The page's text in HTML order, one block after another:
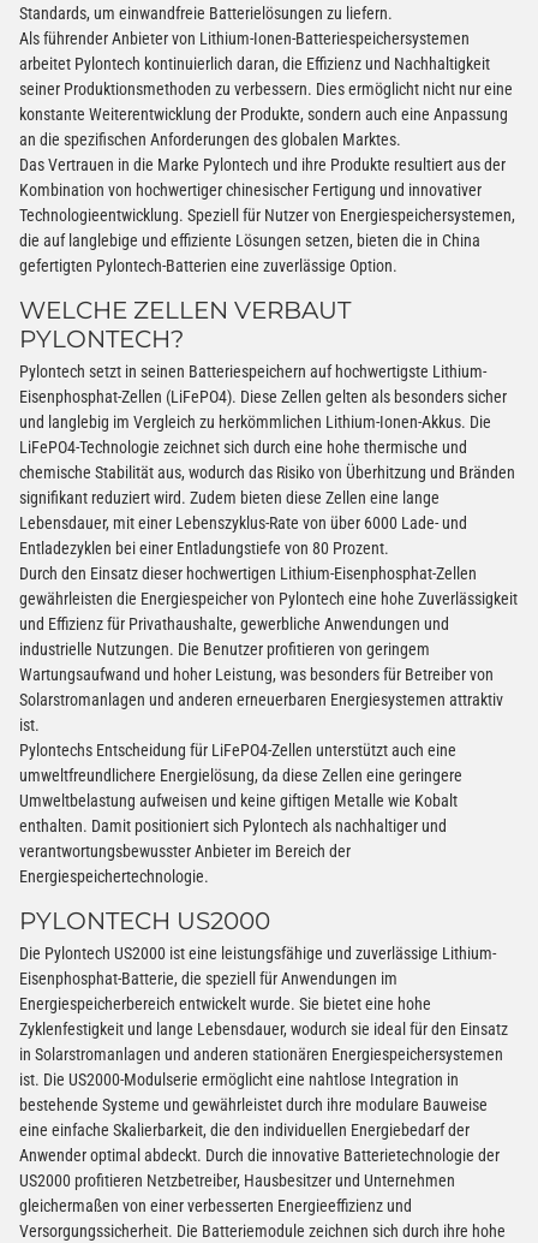
Standards, um einwandfreie Batterielösungen zu liefern.
Als führender Anbieter von Lithium-Ionen-Batteriespeichersystemen
arbeitet Pylontech kontinuierlich daran, die Effizienz und Nachhaltigkeit
seiner Produktionsmethoden zu verbessern. Dies ermöglicht nicht nur eine
konstante Weiterentwicklung der Produkte, sondern auch eine Anpassung
an die spezifischen Anforderungen des globalen Marktes.
Das Vertrauen in die Marke Pylontech und ihre Produkte resultiert aus der
Kombination von hochwertiger chinesischer Fertigung und innovativer
Technologieentwicklung. Speziell für Nutzer von Energiespeichersystemen,
die auf langlebige und effiziente Lösungen setzen, bieten die in China
gefertigten Pylontech-Batterien eine zuverlässige Option.
WELCHE ZELLEN VERBAUT
PYLONTECH?
Pylontech setzt in seinen Batteriespeichern auf hochwertigste Lithium-
Eisenphosphat-Zellen (LiFePO4). Diese Zellen gelten als besonders sicher
und langlebig im Vergleich zu herkömmlichen Lithium-Ionen-Akkus. Die
LiFePO4-Technologie zeichnet sich durch eine hohe thermische und
chemische Stabilität aus, wodurch das Risiko von Überhitzung und Bränden
signifikant reduziert wird. Zudem bieten diese Zellen eine lange
Lebensdauer, mit einer Lebenszyklus-Rate von über 6000 Lade- und
Entladezyklen bei einer Entladungstiefe von 80 Prozent.
Durch den Einsatz dieser hochwertigen Lithium-Eisenphosphat-Zellen
gewährleisten die Energiespeicher von Pylontech eine hohe Zuverlässigkeit
und Effizienz für Privathaushalte, gewerbliche Anwendungen und
industrielle Nutzungen. Die Benutzer profitieren von geringem
Wartungsaufwand und hoher Leistung, was besonders für Betreiber von
Solarstromanlagen und anderen erneuerbaren Energiesystemen attraktiv
ist.
Pylontechs Entscheidung für LiFePO4-Zellen unterstützt auch eine
umweltfreundlichere Energielösung, da diese Zellen eine geringere
Umweltbelastung aufweisen und keine giftigen Metalle wie Kobalt
enthalten. Damit positioniert sich Pylontech als nachhaltiger und
verantwortungsbewusster Anbieter im Bereich der
Energiespeichertechnologie.
PYLONTECH US2000
Die Pylontech US2000 ist eine leistungsfähige und zuverlässige Lithium-
Eisenphosphat-Batterie, die speziell für Anwendungen im
Energiespeicherbereich entwickelt wurde. Sie bietet eine hohe
Zyklenfestigkeit und lange Lebensdauer, wodurch sie ideal für den Einsatz
in Solarstromanlagen und anderen stationären Energiespeichersystemen
ist. Die US2000-Modulserie ermöglicht eine nahtlose Integration in
bestehende Systeme und gewährleistet durch ihre modulare Bauweise
eine einfache Skalierbarkeit, die den individuellen Energiebedarf der
Anwender optimal abdeckt. Durch die innovative Batterietechnologie der
US2000 profitieren Netzbetreiber, Hausbesitzer und Unternehmen
gleichermaßen von einer verbesserten Energieeffizienz und
Versorgungssicherheit. Die Batteriemodule zeichnen sich durch ihre hohe